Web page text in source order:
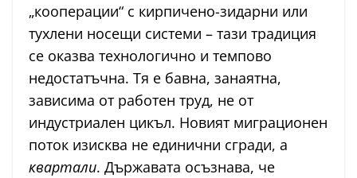
„кооперации“ с кирпичено-зидарни или
тухлени носещи системи – тази традиция
се оказва технологично и темпово
недостатъчна. Тя е бавна, занаятна,
зависима от работен труд, не от
индустриален цикъл. Новият миграционен
поток изисква не единични сгради, а
квартали. Държавата осъзнава, че